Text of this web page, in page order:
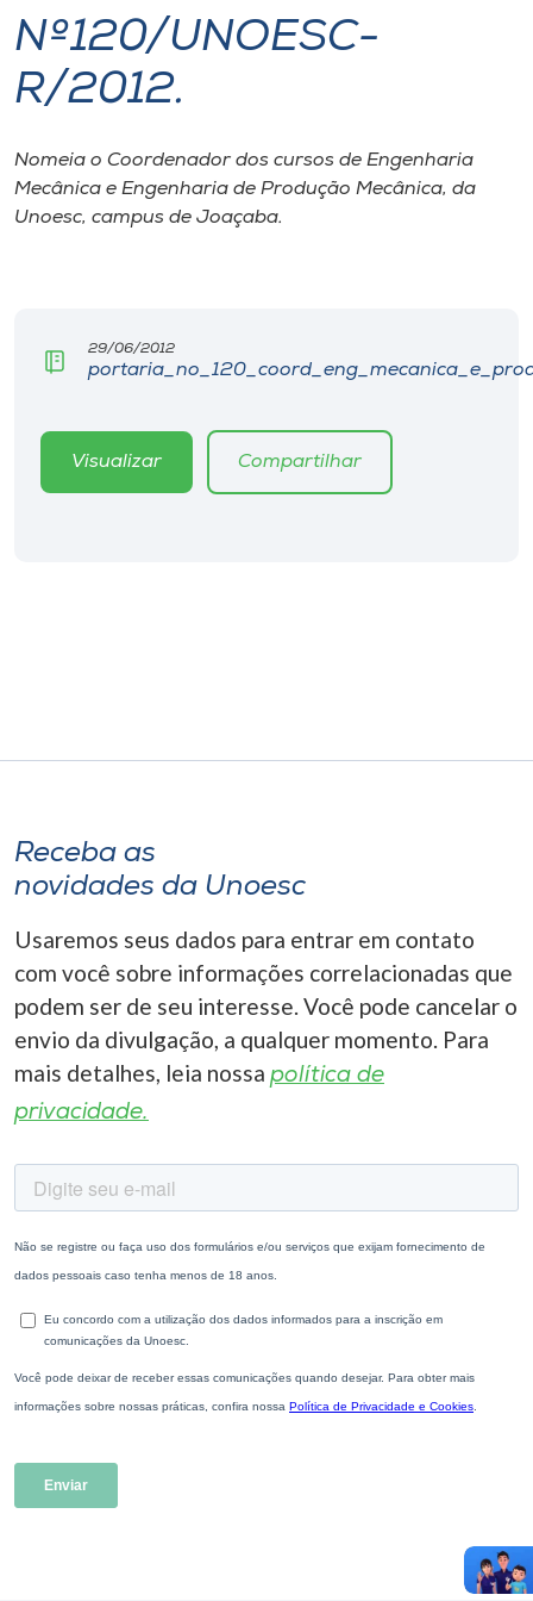
I.nova
Cultura
Selecione
A+
Nº120/UNOESC-
R/2012.
Nomeia o Coordenador dos cursos de Engenharia
Mecânica e Engenharia de Produção Mecânica, da
Unoesc, campus de Joaçaba.
29/06/2012
Visualizar Compartilhar
Receba as
novidades da Unoesc
Usaremos seus dados para entrar em contato
com você sobre informações correlacionadas que
podem ser de seu interesse. Você pode cancelar o
envio da divulgação, a qualquer momento. Para
mais detalhes, leia nossa política de
privacidade.